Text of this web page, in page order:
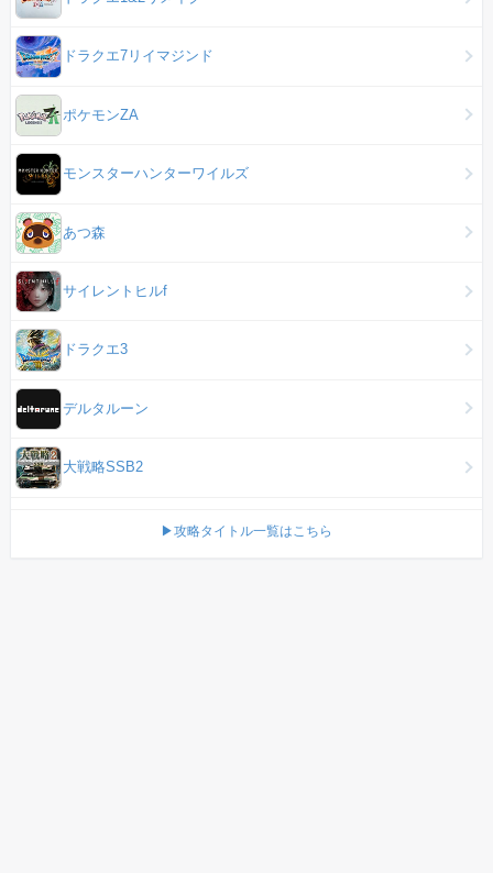
ドラクエ7リイマジンド
ポケモンZA
モンスターハンターワイルズ
あつ森
サイレントヒルf
ドラクエ3
デルタルーン
大戦略SSB2
▶攻略タイトル一覧はこちら